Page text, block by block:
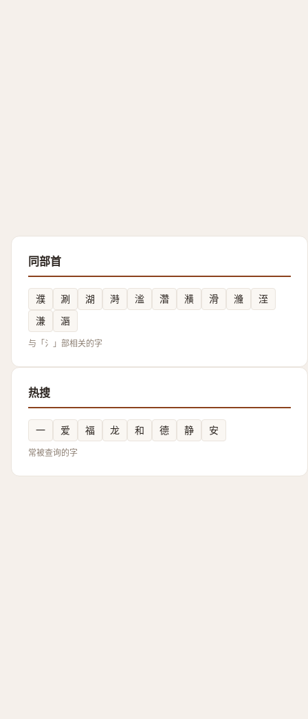
同部首
濮 涮 湖 溡 㴵 濳 㶇 滑 㶖
洷
溓
滣
与「氵」部相关的字
热搜
一 爱 福 龙 和 德 静 安
常被查询的字